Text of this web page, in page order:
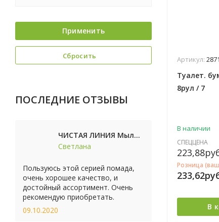
Применить
Сбросить
ПОСЛЕДНИЕ ОТЗЫВЫ
ЧИСТАЯ ЛИНИЯ Мыло косметическое Персик 90г
Светлана
Пользуюсь этой серией помада,
очень хорошее качество, и
достойный ассортимент. Очень
рекомендую приобретать.
09.10.2020
Артикул:
Туалет.
8рул / 7
В наличии
СПЕЦЦЕНА
223,88
Розница
233,62
В